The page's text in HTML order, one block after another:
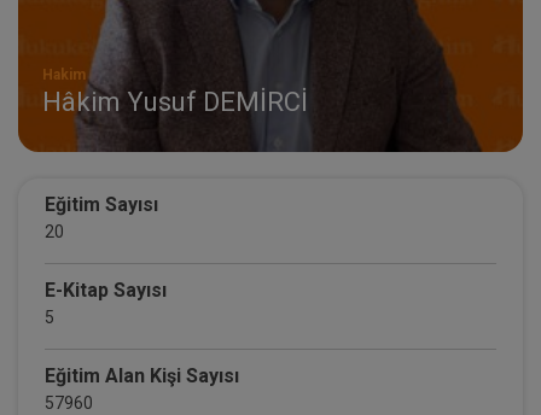
Hakim
Hâkim Yusuf DEMİRCİ
Eğitim Sayısı
20
E-Kitap Sayısı
5
Eğitim Alan Kişi Sayısı
57960